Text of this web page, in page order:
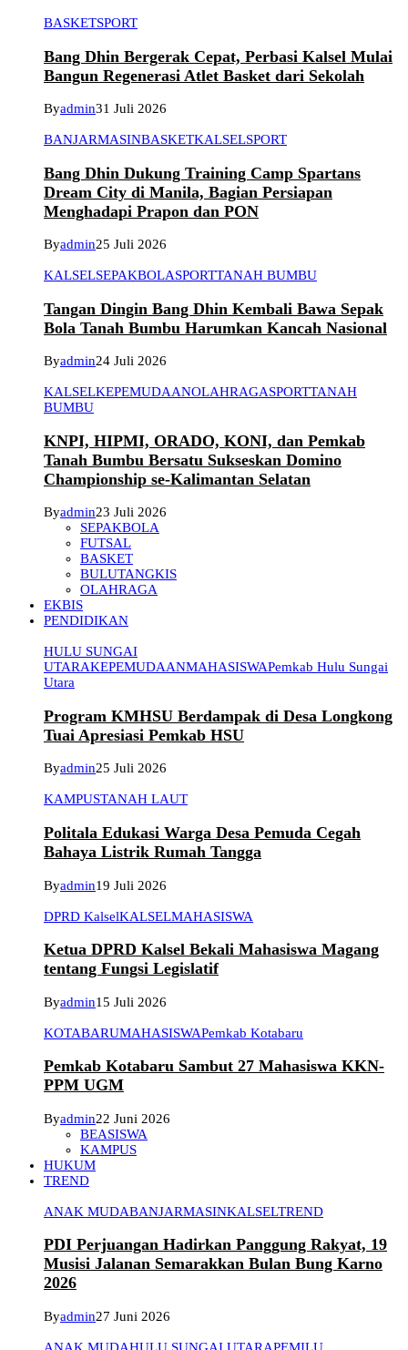
BASKETSPORT
Bang Dhin Bergerak Cepat, Perbasi Kalsel Mulai
Bangun Regenerasi Atlet Basket dari Sekolah
Byadmin31 Juli 2026
BANJARMASINBASKETKALSELSPORT
Bang Dhin Dukung Training Camp Spartans
Dream City di Manila, Bagian Persiapan
Menghadapi Prapon dan PON
Byadmin25 Juli 2026
KALSELSEPAKBOLASPORTTANAH BUMBU
Tangan Dingin Bang Dhin Kembali Bawa Sepak
Bola Tanah Bumbu Harumkan Kancah Nasional
Byadmin24 Juli 2026
KALSELKEPEMUDAANOLAHRAGASPORTTANAH
BUMBU
KNPI, HIPMI, ORADO, KONI, dan Pemkab
Tanah Bumbu Bersatu Sukseskan Domino
Championship se-Kalimantan Selatan
Byadmin23 Juli 2026
SEPAKBOLA
FUTSAL
BASKET
BULUTANGKIS
OLAHRAGA
EKBIS
PENDIDIKAN
HULU SUNGAI
UTARAKEPEMUDAANMAHASISWAPemkab Hulu Sungai
Utara
Program KMHSU Berdampak di Desa Longkong
Tuai Apresiasi Pemkab HSU
Byadmin25 Juli 2026
KAMPUSTANAH LAUT
Politala Edukasi Warga Desa Pemuda Cegah
Bahaya Listrik Rumah Tangga
Byadmin19 Juli 2026
DPRD KalselKALSELMAHASISWA
Ketua DPRD Kalsel Bekali Mahasiswa Magang
tentang Fungsi Legislatif
Byadmin15 Juli 2026
KOTABARUMAHASISWAPemkab Kotabaru
Pemkab Kotabaru Sambut 27 Mahasiswa KKN-
PPM UGM
Byadmin22 Juni 2026
BEASISWA
KAMPUS
HUKUM
TREND
ANAK MUDABANJARMASINKALSELTREND
PDI Perjuangan Hadirkan Panggung Rakyat, 19
Musisi Jalanan Semarakkan Bulan Bung Karno
2026
Byadmin27 Juni 2026